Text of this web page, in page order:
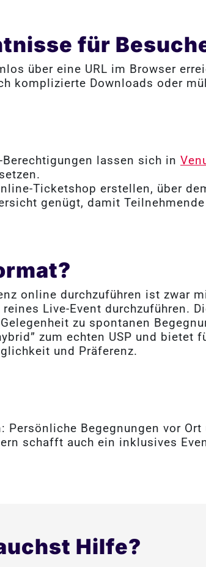
für
über eine URL im Browser
komplizierte Downloads oder
lassen sich in
Ticketshop erstellen, über
genügt, damit
online durchzuführen ist zwar
Live-Event durchzuführen.
zu spontanen
zum echten USP und bietet
und Präferenz.
Persönliche Begegnungen vor
schafft auch ein inklusives
Hilfe?